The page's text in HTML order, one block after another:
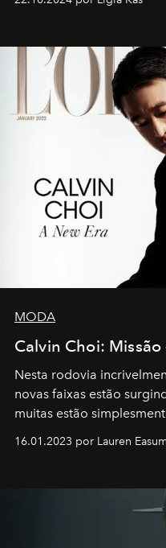
MODA
Calvin Choi:
Nesta rodovia
novas faixas estão
muitas estão
transportador AMTD
por propósitos, com um
16.01.2023 por Lauren